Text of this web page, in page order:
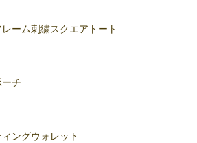
ーム刺繍スクエアトート
チ
ングウォレット